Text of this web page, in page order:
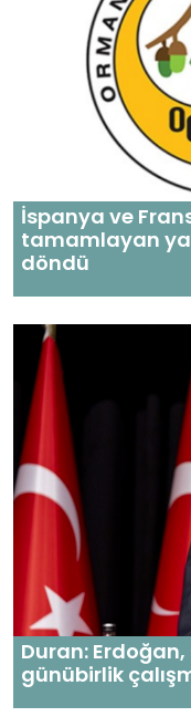
İspanya ve
tamamlayan
döndü
Duran:
günübirlik